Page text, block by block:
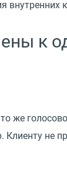
внутренних
к
же
не